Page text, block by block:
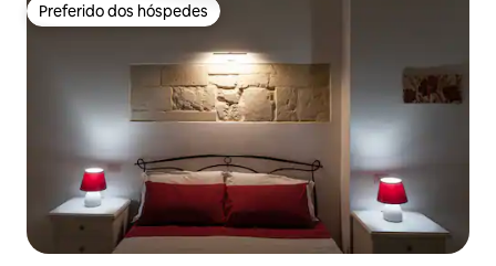
Preferido dos hóspedes
Preferido dos hóspedes